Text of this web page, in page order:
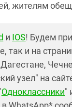
жителям
и IOS! Будем
так и на
узел" на
Одноклассники"